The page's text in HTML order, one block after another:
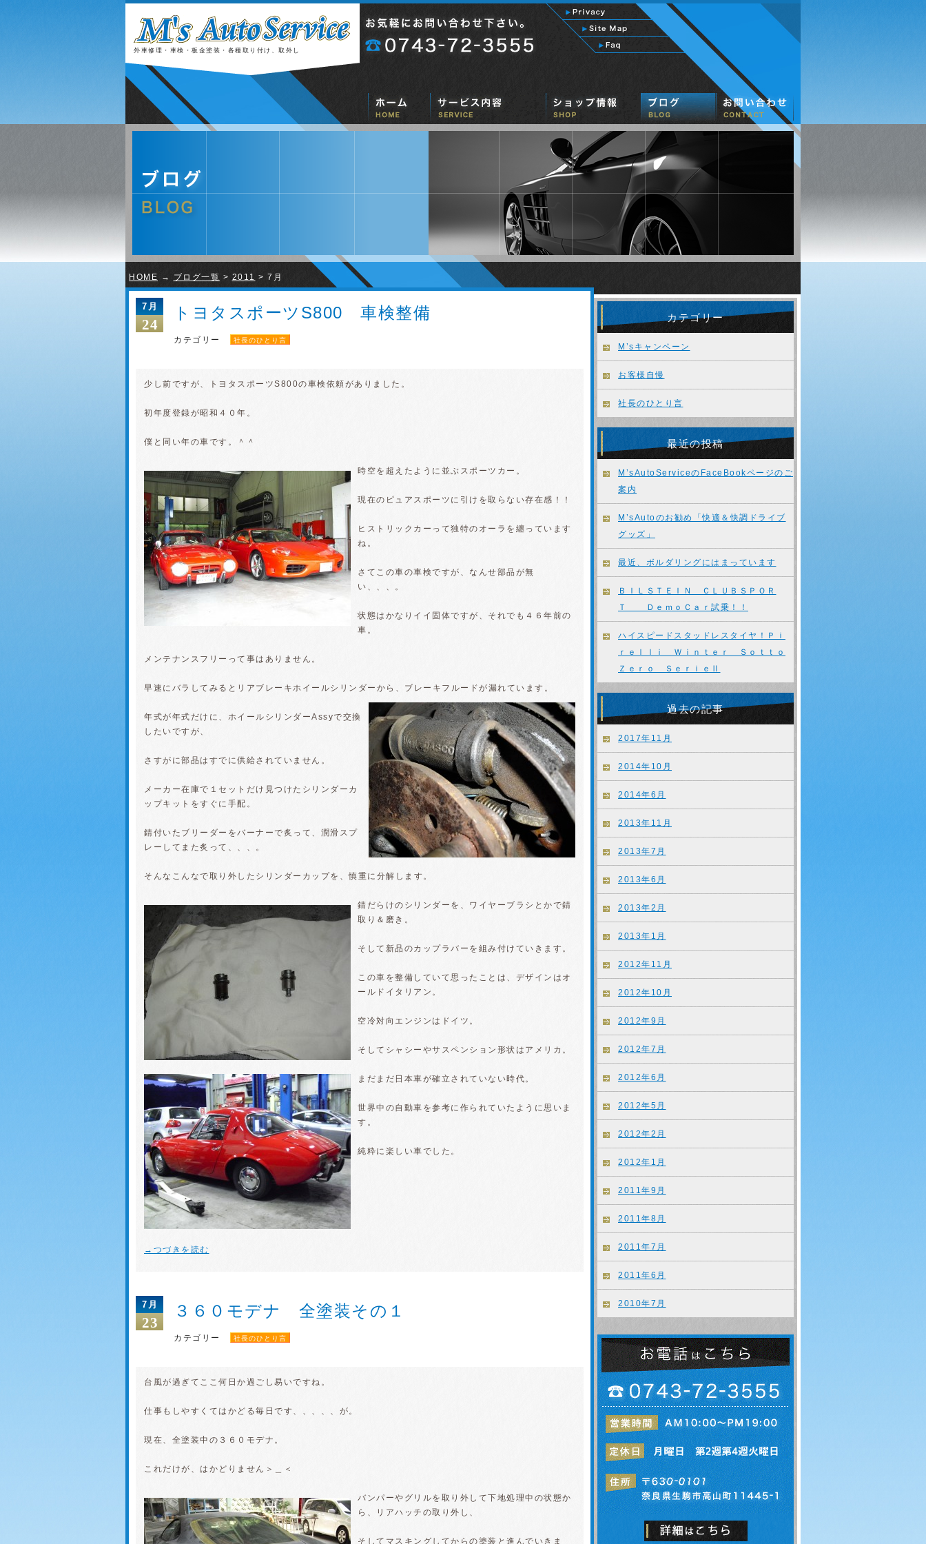
外車修理・車検・板金塗装・各種取り付け、取外し
自動車修理
ETCHING
社長のひとり言
M'sキャンペーン
お客様自慢
中古車販売
HOME → ブログ一覧 > 2011 > 7月
7月
24
トヨタスポーツS800 車検整備
カテゴリー 社長のひとり言
少し前ですが、トヨタスポーツS800の車検依頼がありました。
初年度登録が昭和４０年。
僕と同い年の車です。＾＾
時空を超えたように並ぶスポーツカー。
現在のピュアスポーツに引けを取らない存在感！！
ヒストリックカーって独特のオーラを纏っています
ね。
さてこの車の車検ですが、なんせ部品が無
い、、、。
状態はかなりイイ固体ですが、それでも４６年前の
車。
メンテナンスフリーって事はありません。
早速にバラしてみるとリアブレーキホイールシリンダーから、ブレーキフルードが漏れています。
年式が年式だけに、ホイールシリンダーAssyで交換
したいですが、
さすがに部品はすでに供給されていません。
メーカー在庫で１セットだけ見つけたシリンダーカ
ップキットをすぐに手配。
錆付いたブリーダーをバーナーで炙って、潤滑スプ
レーしてまた炙って、、、。
そんなこんなで取り外したシリンダーカップを、慎重に分解します。
錆だらけのシリンダーを、ワイヤーブラシとかで錆
取り＆磨き。
そして新品のカップラバーを組み付けていきます。
この車を整備していて思ったことは、デザインはオ
ールドイタリアン。
空冷対向エンジンはドイツ。
そしてシャシーやサスペンション形状はアメリカ。
まだまだ日本車が確立されていない時代。
世界中の自動車を参考に作られていたように思いま
す。
純粋に楽しい車でした。
→つづきを読む
7月
23
３６０モデナ 全塗装その１
カテゴリー 社長のひとり言
台風が過ぎてここ何日か過ごし易いですね。
仕事もしやすくてはかどる毎日です、、、、、が。
現在、全塗装中の３６０モデナ。
これだけが、はかどりません＞＿＜
バンパーやグリルを取り外して下地処理中の状態か
ら、リアハッチの取り外し、
そしてマスキングしてからの塗装と進んでいきま
カテゴリー
M’sキャンペーン
お客様自慢
社長のひとり言
最近の投稿
M’sAutoServiceのFaceBookページのご
案内
M’sAutoのお勧め「快適＆快調ドライブ
グッズ」
最近、ボルダリングにはまっています
ＢＩＬＳＴＥＩＮ ＣＬＵＢＳＰＯＲ
Ｔ ＤｅｍｏＣａｒ試乗！！
ハイスピードスタッドレスタイヤ！Ｐｉ
ｒｅｌｌｉ Ｗｉｎｔｅｒ Ｓｏｔｔｏ
Ｚｅｒｏ ＳｅｒｉｅⅡ
過去の記事
2017年11月
2014年10月
2014年6月
2013年11月
2013年7月
2013年6月
2013年2月
2013年1月
2012年11月
2012年10月
2012年9月
2012年7月
2012年6月
2012年5月
2012年2月
2012年1月
2011年9月
2011年8月
2011年7月
2011年6月
2010年7月